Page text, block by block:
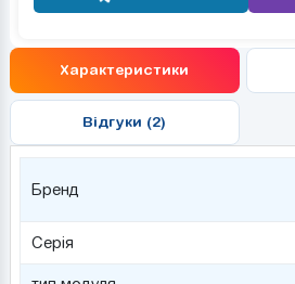
Характеристики
Відгуки (2)
Бренд
Серія